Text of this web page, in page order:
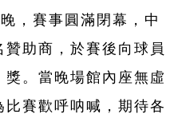
，賽事圓滿閉幕，中
助商，於賽後向球員
。當晚場館內座無虛
賽歡呼呐喊，期待各